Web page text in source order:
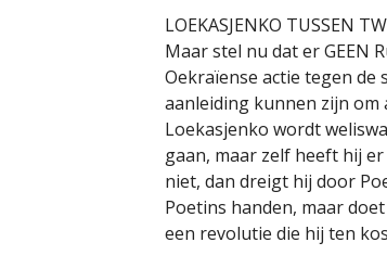
LOEKASJENKO TUSSEN
Maar stel nu dat er GEEN
Oekraïense actie tegen
aanleiding kunnen zijn om
Loekasjenko wordt
gaan, maar zelf heeft hij
niet, dan dreigt hij door
Poetins handen, maar
een revolutie die hij ten